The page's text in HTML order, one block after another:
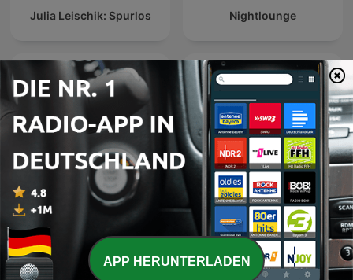
Julia Leischik: Spurlos Nightlounge
Bratwurst und Baklava -
mit Özcan Cosar und
Bastian Bielendorfer
Mordlust
APP HERUNTERLADEN